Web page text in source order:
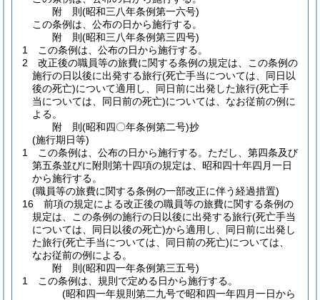
附 則(昭和三八年条例第一六号)
この条例は、公布の日から施行する。
附 則(昭和三八年条例第三四号)
1
この条例は、公布の日から施行する。
2
改正後の職員等の旅費に関する条例の規定は、この条例の
施行の日以後に出発する旅行(死亡手当については、同日以
後の死亡)について適用し、同日前に出発した旅行(死亡手
当については、同日前の死亡)については、なお従前の例に
よる。
附 則(昭和四〇年条例第二号)抄
(施行期日等)
1
この条例は、公布の日から施行する。 ただし、第四条及び
第五条並びに附則第十四項の規定は、昭和四十年四月一日
から施行する。
(職員等の旅費に関する条例の一部改正に伴う経過措置)
16
前項の規定による改正後の職員等の旅費に関する条例の
規定は、この条例の施行の日以後に出発する旅行(死亡手当
については、同日以後の死亡)から適用し、同日前に出発し
た旅行(死亡手当については、同日前の死亡)については、
なお従前の例による。
附 則(昭和四一年条例第三五号)
1
この条例は、規則で定める日から施行する。
(昭和四一年規則第二九号で昭和四一年四月一日から